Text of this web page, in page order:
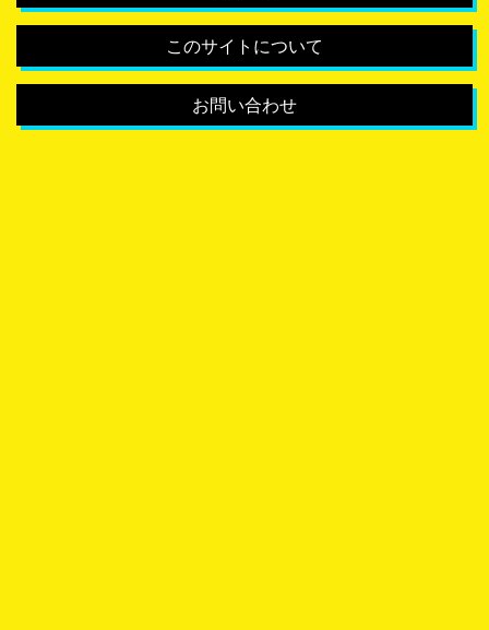
このサイトについて
お問い合わせ